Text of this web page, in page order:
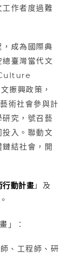
作者度過難
成為國際典
臺灣當代文
振興政策，
術社會參與計
究，號召藝
入。聯動文
結社會，開
動計畫 」及
」：
、工程師、研